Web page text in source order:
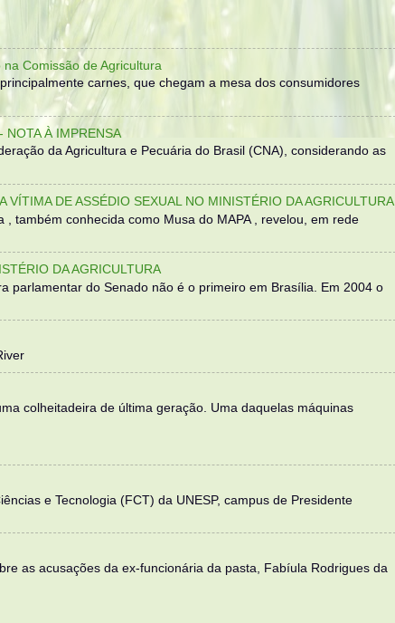
Comissão de Agricultura
carnes, que chegam a mesa dos consumidores
NOTA À IMPRENSA
da Agricultura e Pecuária do Brasil (CNA), considerando as
VÍTIMA DE ASSÉDIO SEXUAL NO MINISTÉRIO DA AGRICULTURA
também conhecida como Musa do MAPA , revelou, em rede
DA AGRICULTURA
parlamentar do Senado não é o primeiro em Brasília. Em 2004 o
colheitadeira de última geração. Uma daquelas máquinas
e Tecnologia (FCT) da UNESP, campus de Presidente
as acusações da ex-funcionária da pasta, Fabíula Rodrigues da